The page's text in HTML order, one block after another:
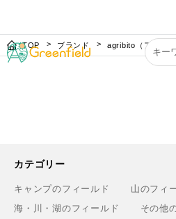
TOP ブランド agribito（アグリビ
カテゴリー
キャンプのフィールド
山のフィ
海・川・湖のフィールド
その他